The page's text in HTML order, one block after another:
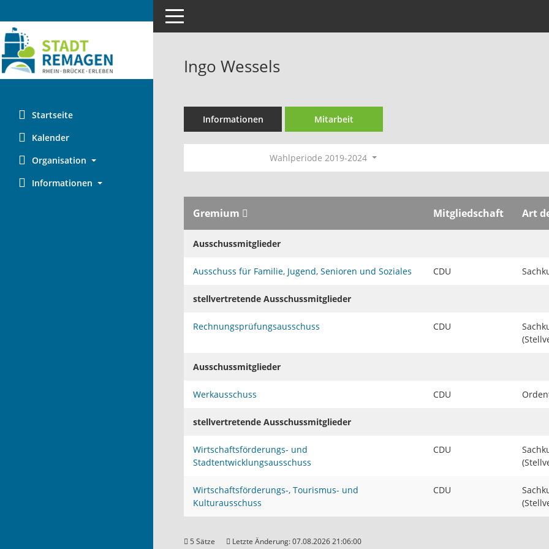
Startseite
Kalender
Organisation
Informationen
Toggle navigation
Ingo Wessels
Informationen Mitarbeit
Wahlperiode 2019-2024
Gremium Mitgliedschaft Art
Ausschussmitglieder
Ausschuss für Familie, Jugend, Senioren und Soziales CDU
stellvertretende Ausschussmitglieder
Rechnungsprüfungsausschuss CDU
Ausschussmitglieder
Werkausschuss CDU
stellvertretende Ausschussmitglieder
Wirtschaftsförderungs- und
Stadtentwicklungsausschuss
CDU
Wirtschaftsförderungs-, Tourismus- und
Kulturausschuss
CDU
5 Sätze Letzte Änderung: 07.08.2026 21:06:00